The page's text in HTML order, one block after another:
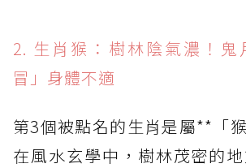
2. 生肖猴：樹林陰氣濃！鬼
冒」身體不適
第3個被點名的生肖是屬**「
在風水玄學中，樹林茂密的